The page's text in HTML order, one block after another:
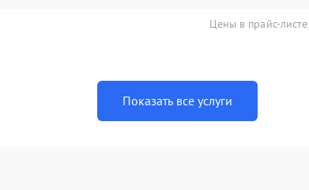
Цены в прайс-
Показать все услуги